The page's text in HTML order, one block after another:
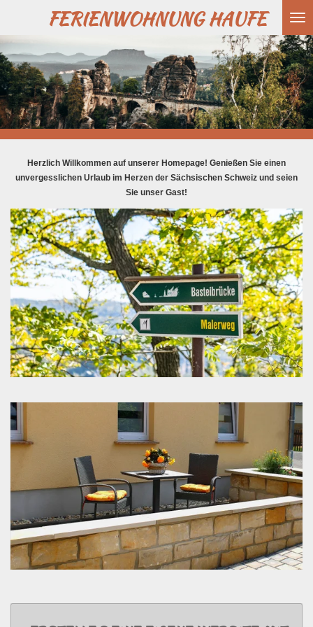
Hauptinhalt
springen
FERIENWOHNUNG HAUFE
Herzlich Willkommen auf unserer Homepage! Genießen Sie einen
unvergesslichen Urlaub im Herzen der Sächsischen Schweiz und seien
Sie unser Gast!